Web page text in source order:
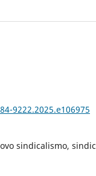
9222.2025.e106975
sindicalismo,